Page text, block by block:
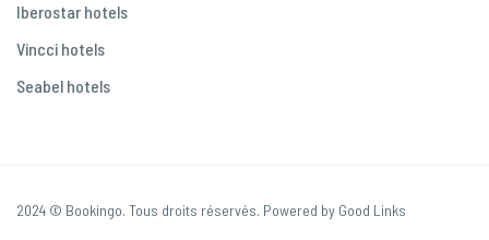
Iberostar hotels
Vincci hotels
Seabel hotels
2024 © Bookingo. Tous droits réservés. Powered by Good Links